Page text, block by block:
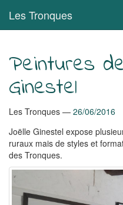
contenu
Les Tronques
Peintures
Ginestel
Les Tronques
26/06/2016
Joëlle Ginestel expose
ruraux mais de styles et
des Tronques.